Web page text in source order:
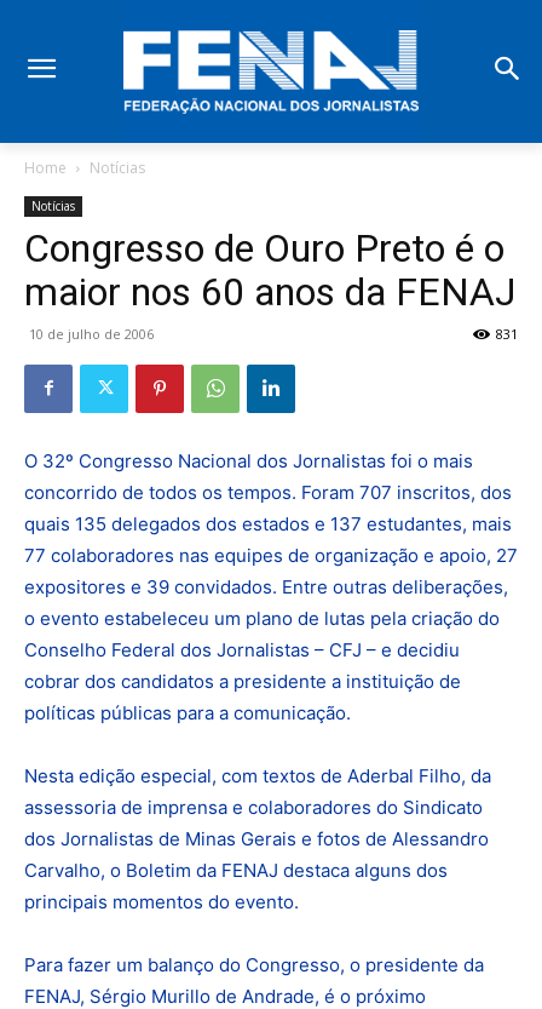
Home Notícias
Notícias
Congresso de Ouro Preto é o
maior nos 60 anos da FENAJ
10 de julho de 2006 831
O 32º Congresso Nacional dos Jornalistas foi o mais
concorrido de todos os tempos. Foram 707 inscritos, dos
quais 135 delegados dos estados e 137 estudantes, mais
77 colaboradores nas equipes de organização e apoio, 27
expositores e 39 convidados. Entre outras deliberações,
o evento estabeleceu um plano de lutas pela criação do
Conselho Federal dos Jornalistas – CFJ – e decidiu
cobrar dos candidatos a presidente a instituição de
políticas públicas para a comunicação.
Nesta edição especial, com textos de Aderbal Filho, da
assessoria de imprensa e colaboradores do Sindicato
dos Jornalistas de Minas Gerais e fotos de Alessandro
Carvalho, o Boletim da FENAJ destaca alguns dos
principais momentos do evento.
Para fazer um balanço do Congresso, o presidente da
FENAJ, Sérgio Murillo de Andrade, é o próximo